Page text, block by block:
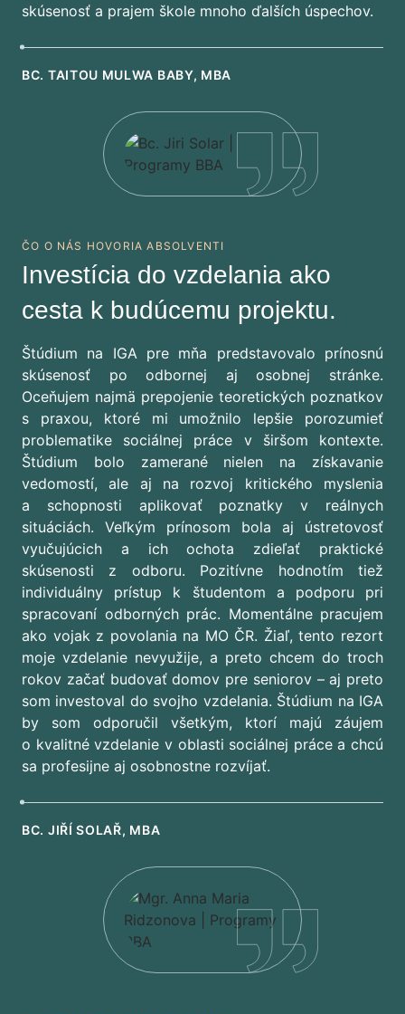
skúsenosť a prajem škole mnoho ďalších úspechov.
BC. TAITOU MULWA BABY, MBA
ČO O NÁS HOVORIA ABSOLVENTI
Investícia do vzdelania ako
cesta k budúcemu projektu.
Štúdium na IGA pre mňa predstavovalo prínosnú
skúsenosť po odbornej aj osobnej stránke.
Oceňujem najmä prepojenie teoretických poznatkov
s praxou, ktoré mi umožnilo lepšie porozumieť
problematike sociálnej práce v širšom kontexte.
Štúdium bolo zamerané nielen na získavanie
vedomostí, ale aj na rozvoj kritického myslenia
a schopnosti aplikovať poznatky v reálnych
situáciách. Veľkým prínosom bola aj ústretovosť
vyučujúcich a ich ochota zdieľať praktické
skúsenosti z odboru. Pozitívne hodnotím tiež
individuálny prístup k študentom a podporu pri
spracovaní odborných prác. Momentálne pracujem
ako vojak z povolania na MO ČR. Žiaľ, tento rezort
moje vzdelanie nevyužije, a preto chcem do troch
rokov začať budovať domov pre seniorov – aj preto
som investoval do svojho vzdelania. Štúdium na IGA
by som odporučil všetkým, ktorí majú záujem
o kvalitné vzdelanie v oblasti sociálnej práce a chcú
sa profesijne aj osobnostne rozvíjať.
BC. JIŘÍ SOLAŘ, MBA